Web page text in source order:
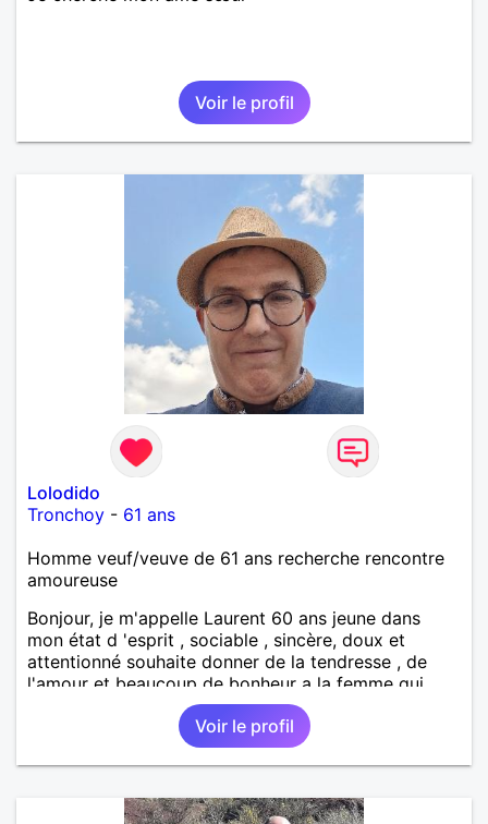
Voir le profil
Lolodido
Tronchoy - 61 ans
Homme veuf/veuve de 61 ans recherche rencontre
amoureuse
Bonjour, je m'appelle Laurent 60 ans jeune dans
mon état d 'esprit , sociable , sincère, doux et
attentionné souhaite donner de la tendresse , de
l'amour et beaucoup de bonheur a la femme qui
souhaitera partager ma vie . Bientôt en retraite a la
fin de l 'année et libre de toute contrainte. Digne de
confiance à la femme qui voudras m 'en accorder
en toute sincérité. Pour le reste venez me découvrir
Voir le profil